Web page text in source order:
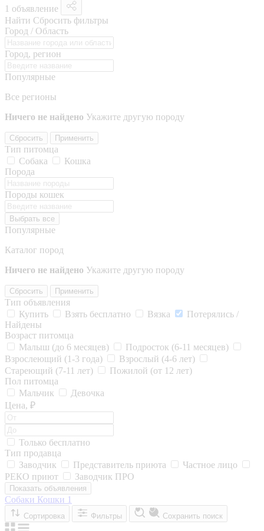
1 объявление
Найти Сбросить фильтры
Город / Область
Город, регион
Популярные
Все регионы
Ничего не найдено Укажите другую породу
Сбросить Применить
Тип питомца
Собака
Кошка
Порода
Породы кошек
Выбрать все
Популярные
Каталог пород
Ничего не найдено Укажите другую породу
Сбросить Применить
Тип объявления
Купить
Взять бесплатно Вязка
Потерялись /
Найдены
Возраст питомца
Малыш (до 6 месяцев)
Подросток (6-11 месяцев)
Взрослеющий (1-3 года)
Взрослый (4-6 лет)
Стареющий (7-11 лет)
Пожилой (от 12 лет)
Пол питомца
Мальчик
Девочка
Цена, ₽
Только бесплатно
Тип продавца
Заводчик
Представитель приюта
Частное лицо
РЕКО приют
Заводчик ПРО
Показать объявления
Собаки Кошки 1
Сортировка Фильтры Сохранить поиск